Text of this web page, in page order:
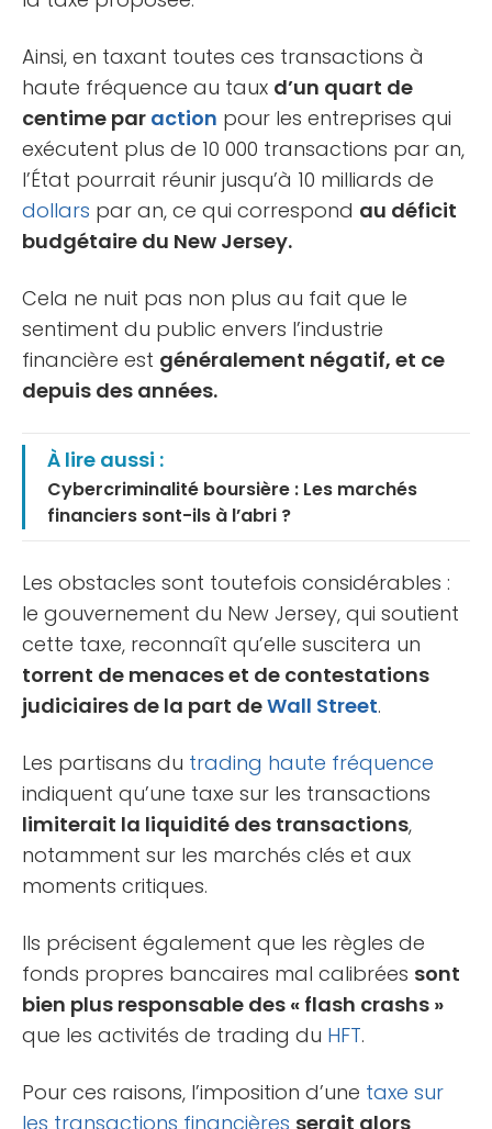
Ainsi, en taxant toutes ces transactions à
haute fréquence au taux d’un quart de
centime par action pour les entreprises qui
exécutent plus de 10 000 transactions par an,
l’État pourrait réunir jusqu’à 10 milliards de
dollars par an, ce qui correspond au déficit
budgétaire du New Jersey.
Cela ne nuit pas non plus au fait que le
sentiment du public envers l’industrie
financière est généralement négatif, et ce
depuis des années.
À lire aussi :
Cybercriminalité boursière : Les marchés
financiers sont-ils à l’abri ?
Les obstacles sont toutefois considérables :
le gouvernement du New Jersey, qui soutient
cette taxe, reconnaît qu’elle suscitera un
torrent de menaces et de contestations
judiciaires de la part deWall Street.
Les partisans du trading haute fréquence
indiquent qu’une taxe sur les transactions
limiterait la liquidité des transactions,
notamment sur les marchés clés et aux
moments critiques.
Ils précisent également que les règles de
fonds propres bancaires mal calibrées sont
bien plus responsable des « flash crashs »
que les activités de trading du HFT.
Pour ces raisons, l’imposition d’une taxe sur
les transactions financières serait alors